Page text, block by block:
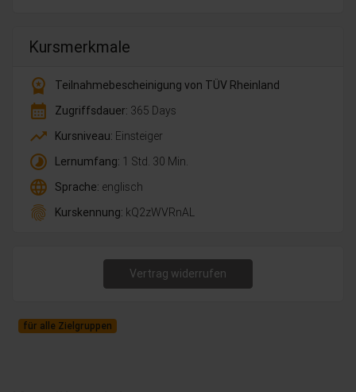
Kursmerkmale
workspace_premium
Teilnahmebescheinigung von TÜV Rheinland
calendar_month Zugriffsdauer: 365 Days
trending_up Kursniveau: Einsteiger
timelapse Lernumfang: 1 Std. 30 Min.
language Sprache: englisch
fingerprint Kurskennung: kQ2zWVRnAL
Vertrag widerrufen
für alle Zielgruppen